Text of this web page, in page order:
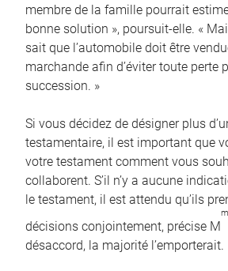
membre de la famille pourrait
bonne solution », poursuit-elle. «
sait que l’automobile doit être
marchande afin d’éviter toute perte
succession. »
Si vous décidez de désigner plus
testamentaire, il est important que
votre testament comment vous
collaborent. S’il n’y a aucune
le testament, il est attendu qu’ils
décisions conjointement, précise M
désaccord, la majorité l’emporterait.